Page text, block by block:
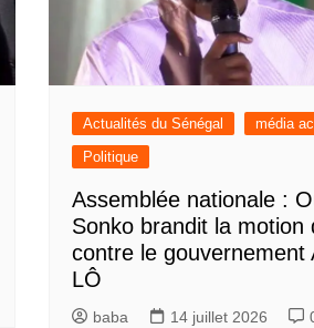
Actualités du Sénégal
média
Politique
Assemblée nationale :
Sonko brandit la motion
contre le gouvernement
LÔ
baba 14 juillet 2026